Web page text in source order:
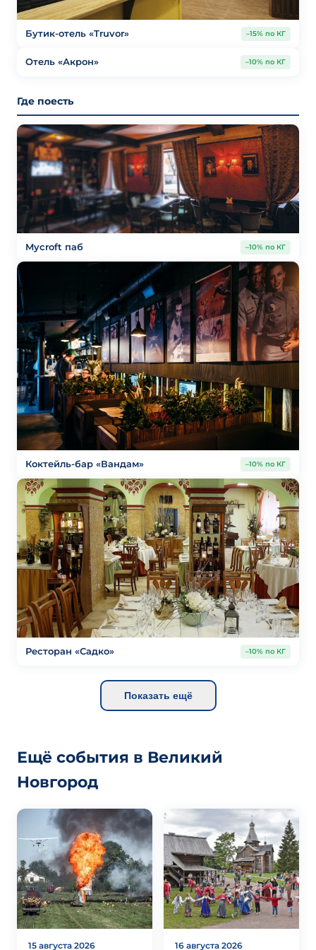
Бутик-отель «Truvor» –15% по КГ
Отель «Акрон» –10% по КГ
Где поесть
Mycroft паб –10% по КГ
Коктейль-бар «Вандам» –10% по КГ
Ресторан «Садко» –10% по КГ
Показать ещё
Ещё события в Великий
Новгород
15 августа 2026 16 августа 2026